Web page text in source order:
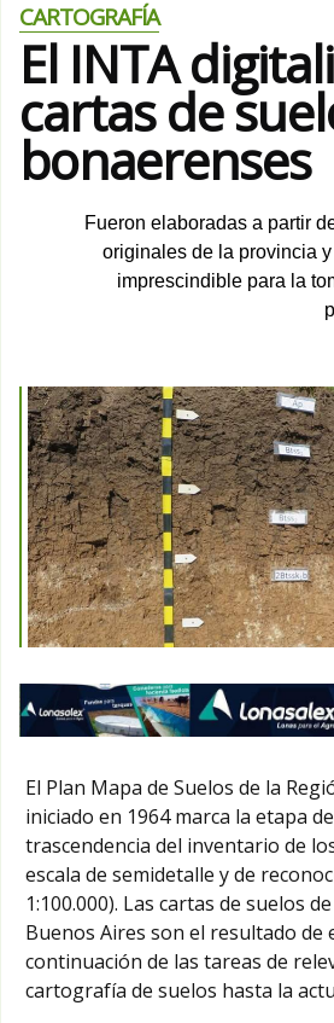
CARTOGRAFÍA
El INTA
cartas de
bonaerenses
Fueron elaboradas a partir
originales de la provincia
imprescindible para la
El Plan Mapa de Suelos de la
iniciado en 1964 marca la etapa
trascendencia del inventario de
escala de semidetalle y de
1:100.000). Las cartas de suelos
Buenos Aires son el resultado de
continuación de las tareas de
cartografía de suelos hasta la